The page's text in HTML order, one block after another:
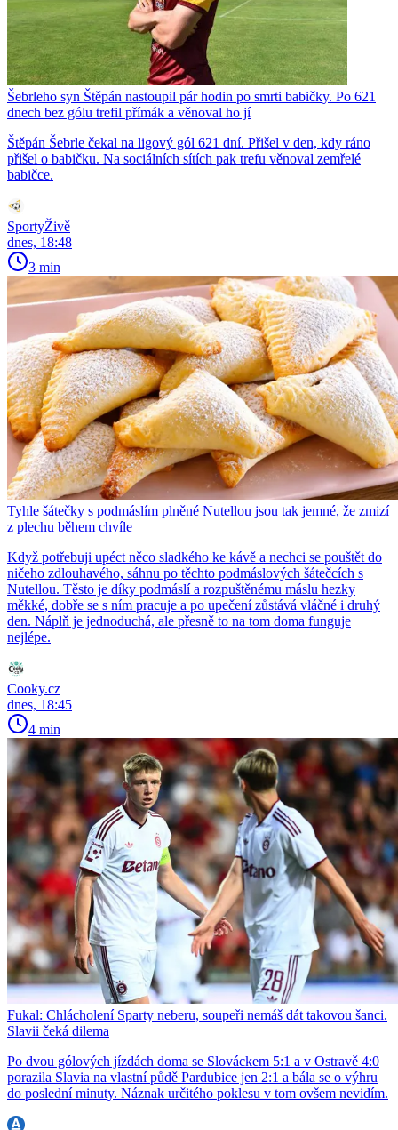
Šebrleho syn Štěpán nastoupil pár hodin po smrti babičky. Po 621
dnech bez gólu trefil přímák a věnoval ho jí
Štěpán Šebrle čekal na ligový gól 621 dní. Přišel v den, kdy ráno
přišel o babičku. Na sociálních sítích pak trefu věnoval zemřelé
babičce.
SportyŽivě
dnes, 18:48
3 min
Tyhle šátečky s podmáslím plněné Nutellou jsou tak jemné, že zmizí
z plechu během chvíle
Když potřebuji upéct něco sladkého ke kávě a nechci se pouštět do
ničeho zdlouhavého, sáhnu po těchto podmáslových šátečcích s
Nutellou. Těsto je díky podmáslí a rozpuštěnému máslu hezky
měkké, dobře se s ním pracuje a po upečení zůstává vláčné i druhý
den. Náplň je jednoduchá, ale přesně to na tom doma funguje
nejlépe.
Cooky.cz
dnes, 18:45
4 min
Fukal: Chlácholení Sparty neberu, soupeři nemáš dát takovou šanci.
Slavii čeká dilema
Po dvou gólových jízdách doma se Slováckem 5:1 a v Ostravě 4:0
porazila Slavia na vlastní půdě Pardubice jen 2:1 a bála se o výhru
do poslední minuty. Náznak určitého poklesu v tom ovšem nevidím.